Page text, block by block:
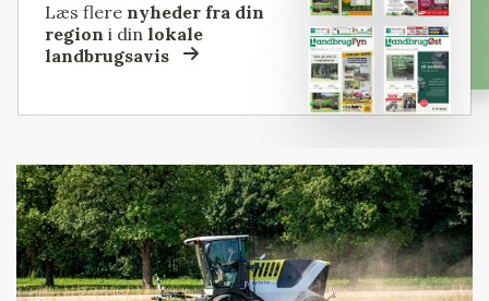
Læs flere nyheder fra din
region i dinlokale
landbrugsavis